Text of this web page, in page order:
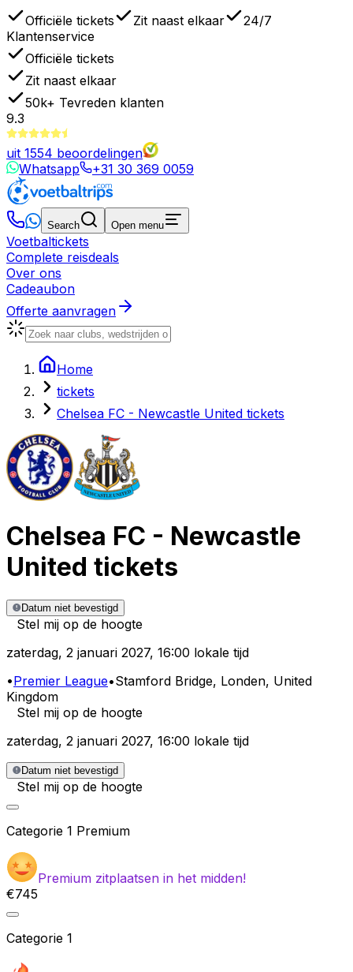
Officiële tickets Zit naast elkaar
24/7
Klantenservice
Officiële tickets
Zit naast elkaar
50k+ Tevreden klanten
9.3
uit 1554 beoordelingen
Whatsapp
+31 30 369 0059
Search Open menu
Voetbaltickets
Complete reisdeals
Over ons
Cadeaubon
Offerte aanvragen
Home
tickets
Chelsea FC - Newcastle United tickets
Chelsea FC - Newcastle
United tickets
Datum niet bevestigd
Stel mij op de hoogte
zaterdag, 2 januari 2027, 16:00 lokale tijd
•Premier League•Stamford Bridge, Londen, United
Kingdom
Stel mij op de hoogte
zaterdag, 2 januari 2027, 16:00 lokale tijd
Datum niet bevestigd
Stel mij op de hoogte
Categorie 1 Premium
Premium zitplaatsen in het midden!
€745
Categorie 1